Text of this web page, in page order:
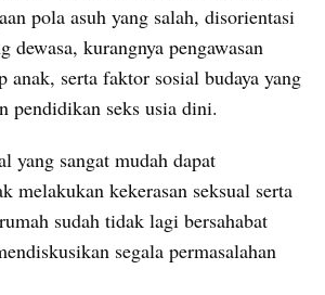
pola asuh yang salah, disorientasi
dewasa, kurangnya pengawasan
anak, serta faktor sosial budaya yang
pendidikan seks usia dini.
yang sangat mudah dapat
melakukan kekerasan seksual serta
sudah tidak lagi bersahabat
segala permasalahan